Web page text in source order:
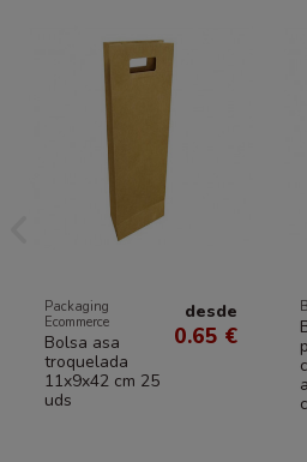
Packaging
Ecommerce
Bolsa asa
troquelada
11x9x42 cm 25
uds
desde
0.65 €